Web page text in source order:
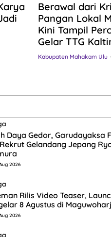
Berawal dari
Pangan Lokal
Kini Tampil
Gelar TTG
Kabupaten Mahakam Ulu
Daya Gedor, Garudayaksa
Gelandang Jepang
2026
Rilis Video Teaser,
8 Agustus di
2026